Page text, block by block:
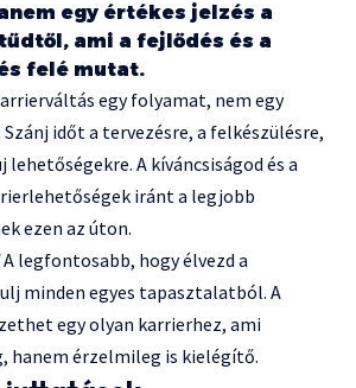
egy értékes jelzés a
ami a fejlődés és a
felé mutat.
egy folyamat, nem egy
időt a tervezésre, a felkészülésre,
A kíváncsiságod és a
iránt a legjobb
ezen az úton.
A legfontosabb, hogy élvezd a
minden egyes tapasztalatból. A
egy olyan karrierhez, ami
hanem érzelmileg is kielégítő.